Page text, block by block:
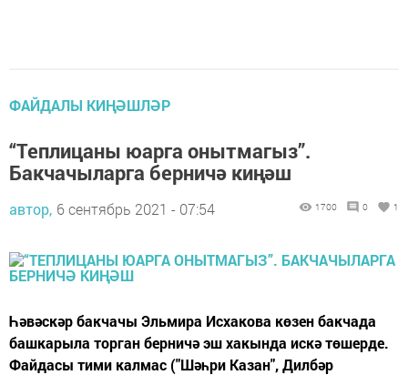
ФАЙДАЛЫ КИҢӘШЛӘР
“Теплицаны юарга онытмагыз”.
Бакчачыларга берничә киңәш
автор, 6 сентябрь 2021 - 07:54 1700 0 1
Һәвәскәр бакчачы Эльмира Исхакова көзен бакчада
башкарыла торган берничә эш хакында искә төшерде.
Файдасы тими калмас ("Шәһри Казан", Дилбәр